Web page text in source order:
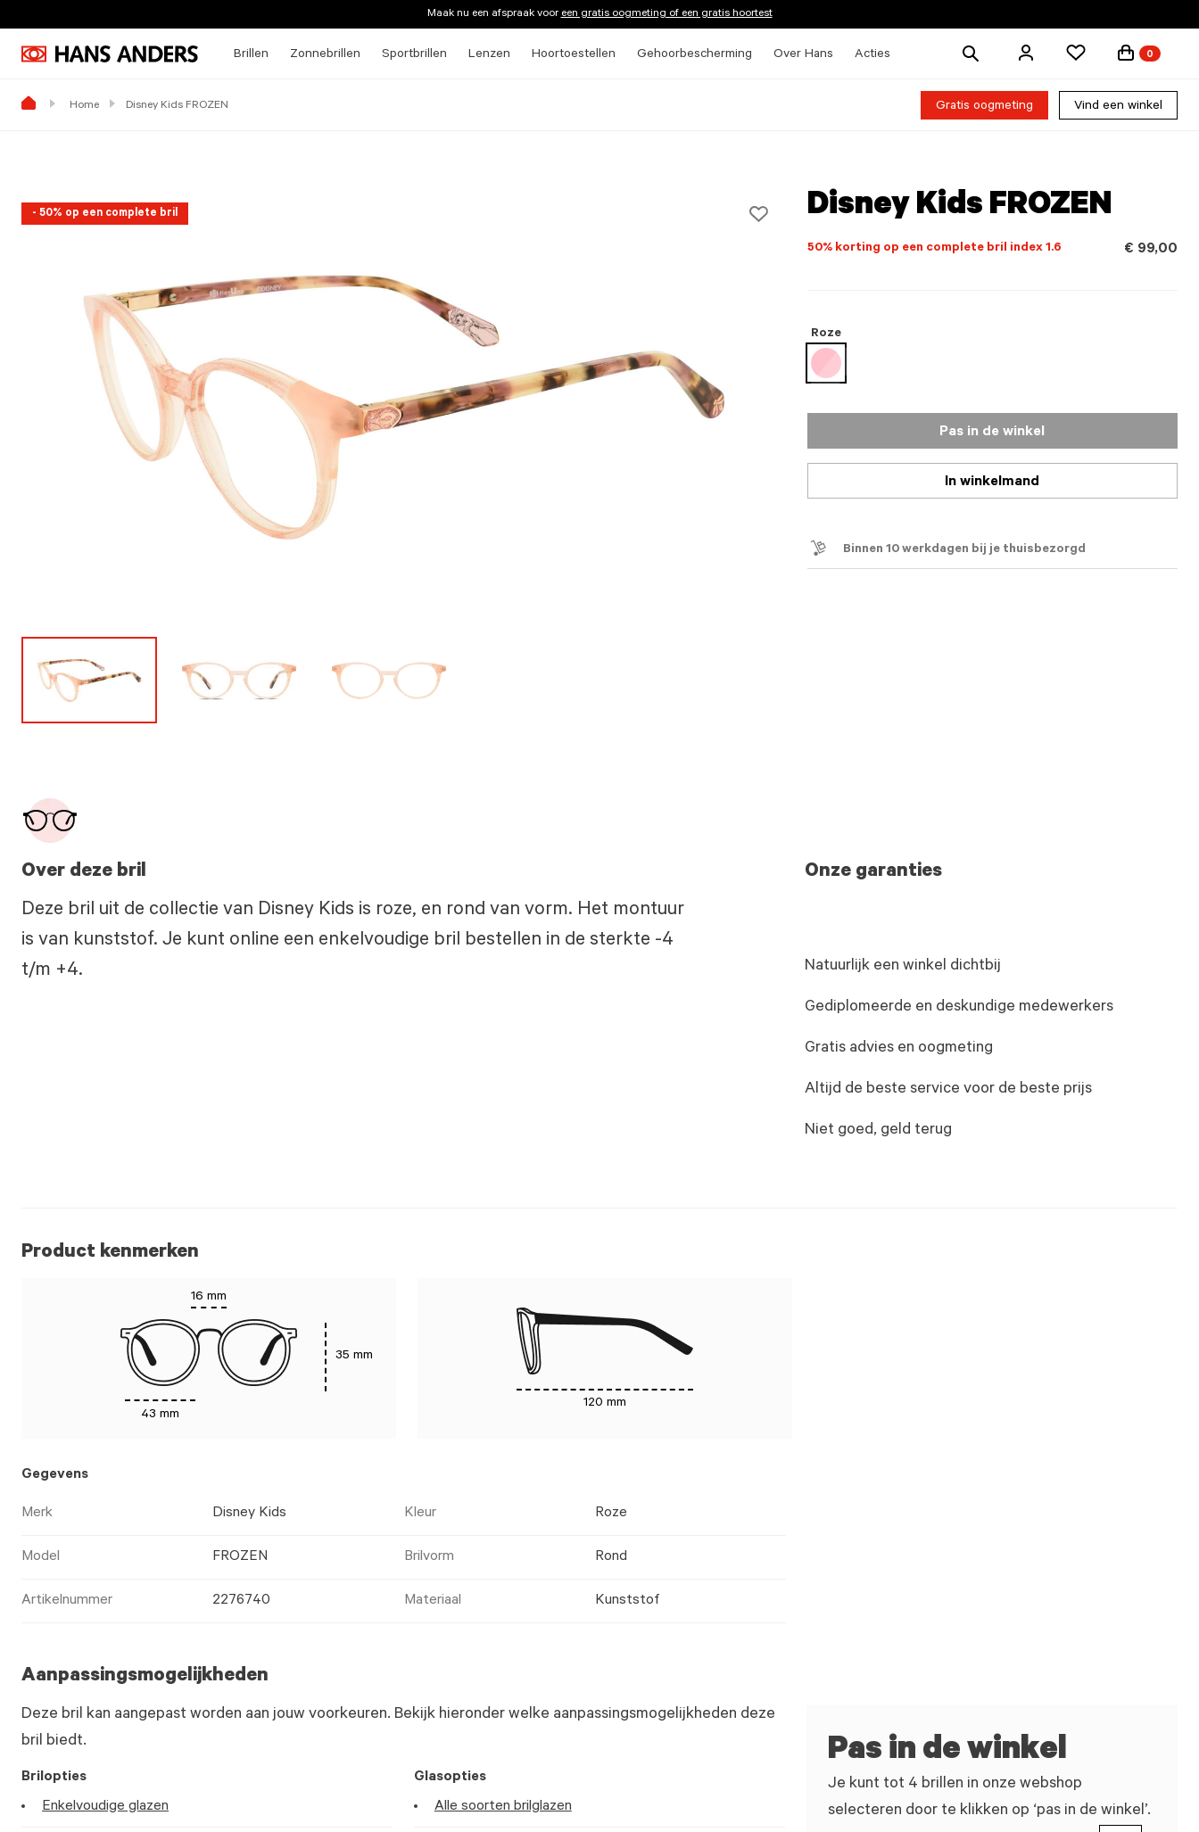
Maak nu een afspraak vooreen gratis oogmeting of een gratis hoortest
Brillen Zonnebrillen Sportbrillen Lenzen Hoortoestellen Gehoorbescherming Over Hans Acties
Zoek
0
Home Disney Kids FROZEN Gratis oogmeting Vind een winkel
- 50% op een complete bril Disney Kids FROZEN
50% korting op een complete bril index 1.6 € 99,00
Roze
geselecteerd
Pas in de winkel
In winkelmand
Binnen 10 werkdagen bij je thuisbezorgd
Over deze bril
Deze bril uit de collectie van Disney Kids is roze, en rond van vorm. Het montuur
is van kunststof. Je kunt online een enkelvoudige bril bestellen in de sterkte -4
t/m +4.
Onze garanties
Natuurlijk een winkel dichtbij
Gediplomeerde en deskundige medewerkers
Gratis advies en oogmeting
Altijd de beste service voor de beste prijs
Niet goed, geld terug
Product kenmerken
16 mm
43 mm
35 mm
120 mm
Gegevens
Merk Disney Kids Kleur Roze
Model FROZEN Brilvorm Rond
Artikelnummer 2276740 Materiaal Kunststof
Aanpassingsmogelijkheden
Deze bril kan aangepast worden aan jouw voorkeuren. Bekijk hieronder welke aanpassingsmogelijkheden deze
bril biedt.
Brilopties
Enkelvoudige glazen
Glasopties
Alle soorten brilglazen
Pas in de winkel
Je kunt tot 4 brillen in onze webshop
selecteren door te klikken op ‘pas in de winkel’.